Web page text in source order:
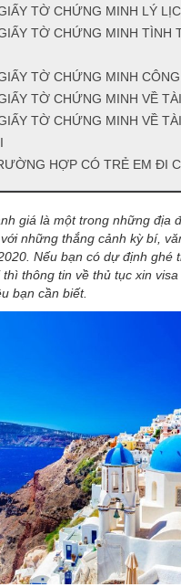
TỜ CHỨNG MINH LÝ
TỜ CHỨNG MINH TÌNH
TỜ CHỨNG MINH
TỜ CHỨNG MINH VỀ
TỜ CHỨNG MINH VỀ
HỢP CÓ TRẺ EM ĐI
giá là một trong những địa
những thắng cảnh kỳ bí,
Nếu bạn có dự định ghé
thông tin về thủ tục xin
bạn cần biết.